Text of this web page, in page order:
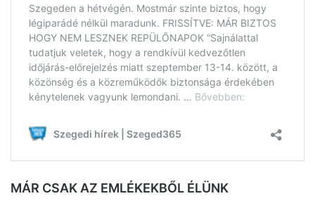
MÁR CSAK AZ EMLÉKEKBŐL ÉLÜNK